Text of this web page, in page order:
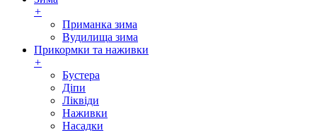
+
Приманка зима
Вудилища зима
Прикормки та наживки
+
Бустера
Діпи
Ліквіди
Наживки
Насадки